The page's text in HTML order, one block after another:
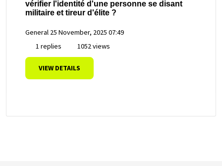
vérifier l'identité d'une personne se disant
militaire et tireur d'élite ?
General 25 November, 2025 07:49
1 replies
1052 views
VIEW DETAILS